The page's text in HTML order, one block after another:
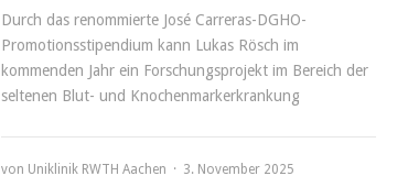
Durch das renommierte José Carreras-DGHO-
Promotionsstipendium kann Lukas Rösch im
kommenden Jahr ein Forschungsprojekt im Bereich der
seltenen Blut- und Knochenmarkerkrankung
von Uniklinik RWTH Aachen 3. November 2025